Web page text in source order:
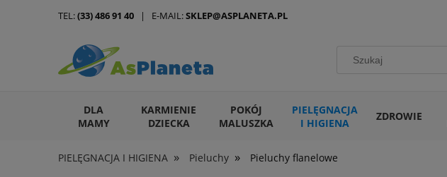
DLA
MAMY
KARMIENIE
DZIECKA
POKÓJ
MALUSZKA
PIELĘGNACJA
I HIGIENA
ZDROWIE
ARTYKUŁY DLA ZWIERZĄT
PIELĘGNACJA I HIGIENA » Pieluchy » Pieluchy flanelowe
TEL:(33) 486 91 40 | E-MAIL:SKLEP@ASPLANETA.PL